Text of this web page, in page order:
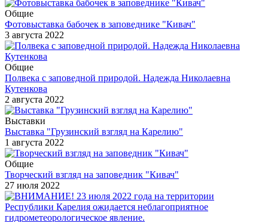
Общие
Фотовыставка бабочек в заповеднике "Кивач"
3 августа 2022
Общие
Полвека с заповедной природой. Надежда Николаевна
Кутенкова
2 августа 2022
Выставки
Выставка "Грузинский взгляд на Карелию"
1 августа 2022
Общие
Творческий взгляд на заповедник "Кивач"
27 июля 2022